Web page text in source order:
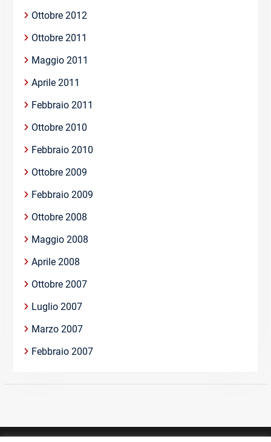
Ottobre 2012
Ottobre 2011
Maggio 2011
Aprile 2011
Febbraio 2011
Ottobre 2010
Febbraio 2010
Ottobre 2009
Febbraio 2009
Ottobre 2008
Maggio 2008
Aprile 2008
Ottobre 2007
Luglio 2007
Marzo 2007
Febbraio 2007